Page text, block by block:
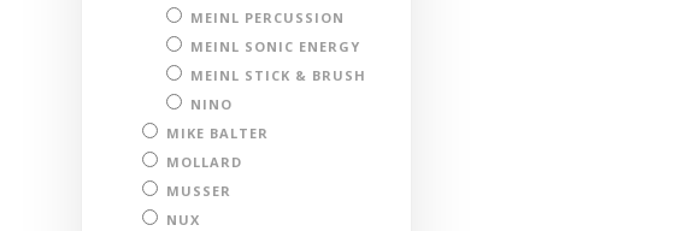
MEINL PERCUSSION
MEINL SONIC ENERGY
MEINL STICK & BRUSH
NINO
MIKE BALTER
MOLLARD
MUSSER
NUX